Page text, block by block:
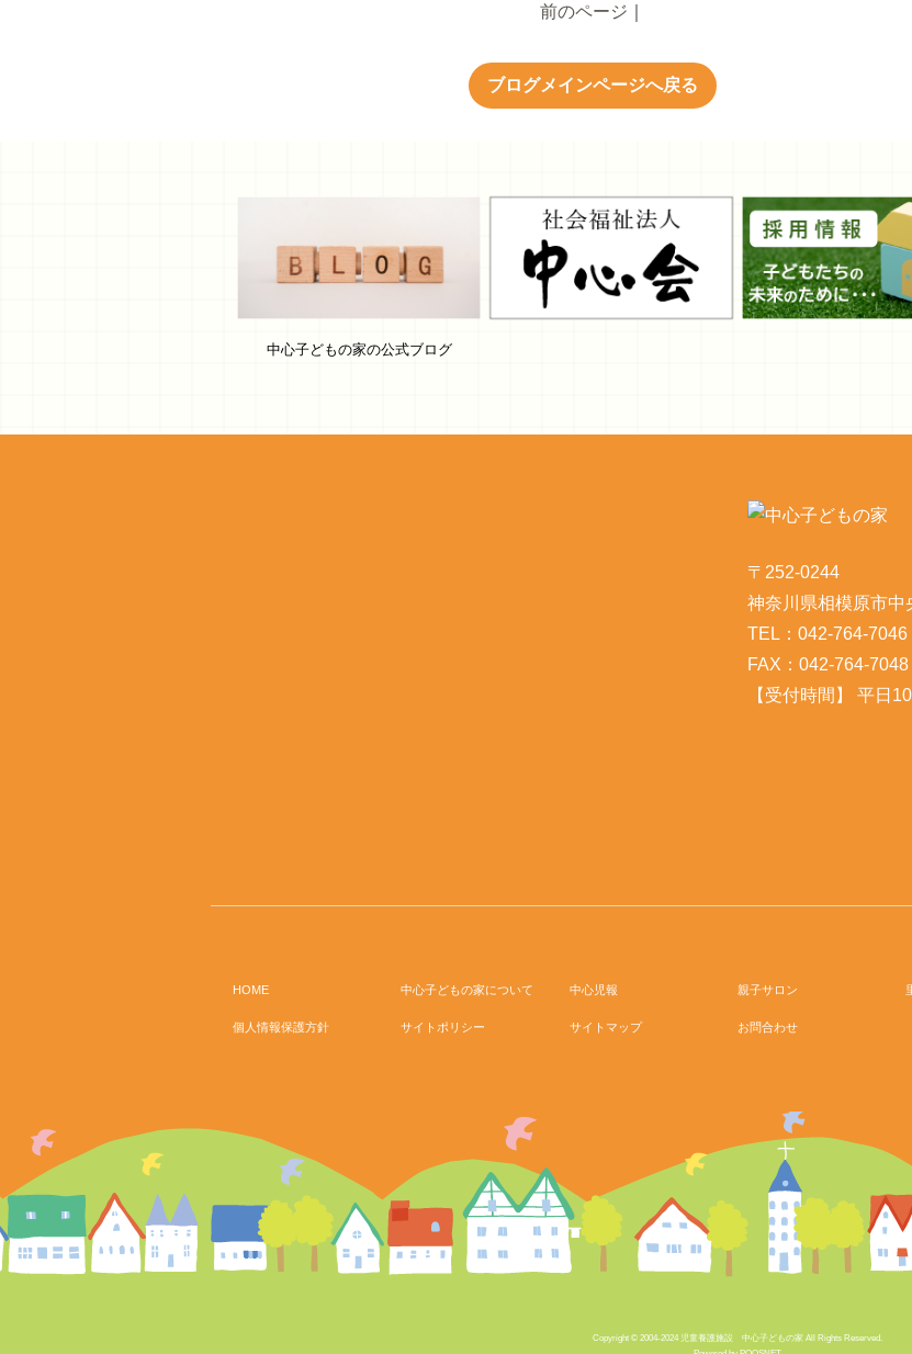
前のページ
ブログメインページへ戻る
中心子どもの家の公式ブログ
〒252-0244
神奈川県相模原市中
TEL：042-764-7046
FAX：042-764-7048
【受付時間】 平日
HOME 中心子どもの家について 中心児報 親子サロン
個人情報保護方針 サイトポリシー サイトマップ お問合わせ
Copyright © 2004-2024 児童養護施設 中心子どもの家 All Rights Reserved.